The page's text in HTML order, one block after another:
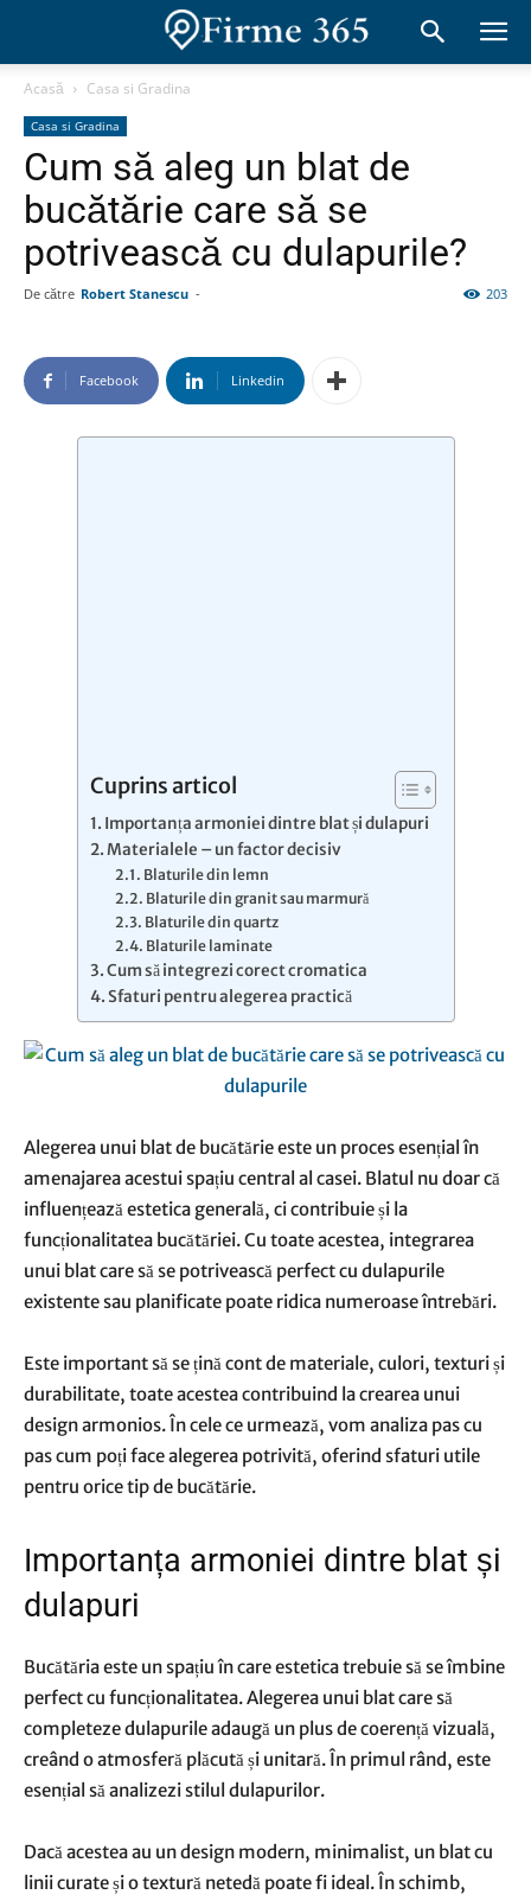
Acasă Casa si Gradina
Casa si Gradina
Cum să aleg un blat de
bucătărie care să se
potrivească cu dulapurile?
De către Robert Stanescu - 203
Facebook Linkedin
Cuprins articol
Importanța armoniei dintre blat și dulapuri
Materialele – un factor decisiv
Blaturile din lemn
Blaturile din granit sau marmură
Blaturile din quartz
Blaturile laminate
Cum să integrezi corect cromatica
Sfaturi pentru alegerea practică
Alegerea unui blat de bucătărie este un proces esențial în
amenajarea acestui spațiu central al casei. Blatul nu doar că
influențează estetica generală, ci contribuie și la
funcționalitatea bucătăriei. Cu toate acestea, integrarea
unui blat care să se potrivească perfect cu dulapurile
existente sau planificate poate ridica numeroase întrebări.
Este important să se țină cont de materiale, culori, texturi și
durabilitate, toate acestea contribuind la crearea unui
design armonios. În cele ce urmează, vom analiza pas cu
pas cum poți face alegerea potrivită, oferind sfaturi utile
pentru orice tip de bucătărie.
Importanța armoniei dintre blat și
dulapuri
Bucătăria este un spațiu în care estetica trebuie să se îmbine
perfect cu funcționalitatea. Alegerea unui blat care să
completeze dulapurile adaugă un plus de coerență vizuală,
creând o atmosferă plăcută și unitară. În primul rând, este
esențial să analizezi stilul dulapurilor.
Dacă acestea au un design modern, minimalist, un blat cu
linii curate și o textură netedă poate fi ideal. În schimb,